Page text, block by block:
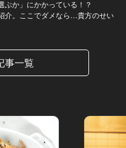
ぶか」にかかっている！？
介。ここでダメなら…貴方のせい
事一覧